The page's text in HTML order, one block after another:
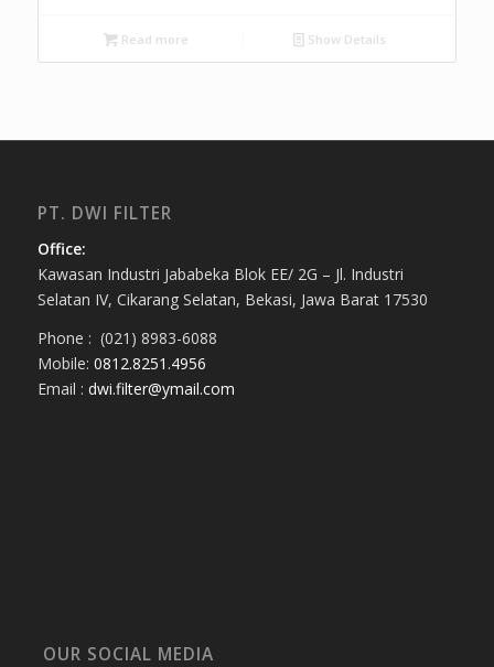
Read more Show Details
PT. DWI FILTER
Office:
Kawasan Industri Jababeka Blok EE/ 2G – Jl. Industri
Selatan IV, Cikarang Selatan, Bekasi, Jawa Barat 17530
Phone : (021) 8983-6088
Mobile: 0812.8251.4956
Email : dwi.filter@ymail.com
OUR SOCIAL MEDIA